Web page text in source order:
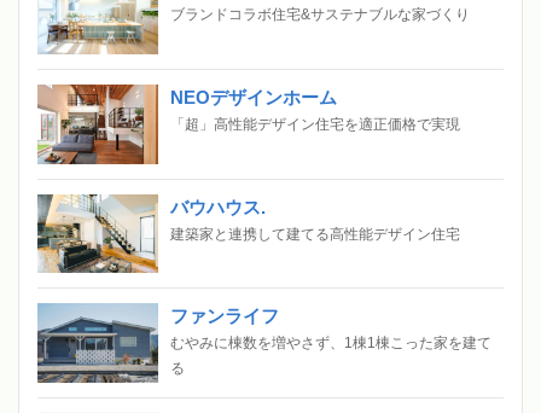
ブランドコラボ住宅&サステナブルな家づくり
NEOデザインホーム
「超」高性能デザイン住宅を適正価格で実現
バウハウス.
建築家と連携して建てる高性能デザイン住宅
ファンライフ
むやみに棟数を増やさず、1棟1棟こった家を建て
る